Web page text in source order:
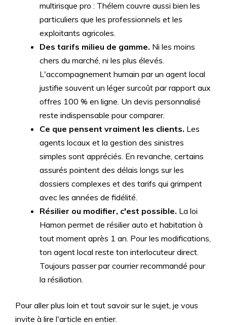
multirisque pro : Thélem couvre aussi bien les
particuliers que les professionnels et les
exploitants agricoles.
Des tarifs milieu de gamme. Ni les moins
chers du marché, ni les plus élevés.
L'accompagnement humain par un agent local
justifie souvent un léger surcoût par rapport aux
offres 100 % en ligne. Un devis personnalisé
reste indispensable pour comparer.
Ce que pensent vraiment les clients. Les
agents locaux et la gestion des sinistres
simples sont appréciés. En revanche, certains
assurés pointent des délais longs sur les
dossiers complexes et des tarifs qui grimpent
avec les années de fidélité.
Résilier ou modifier, c'est possible. La loi
Hamon permet de résilier auto et habitation à
tout moment après 1 an. Pour les modifications,
ton agent local reste ton interlocuteur direct.
Toujours passer par courrier recommandé pour
la résiliation.
Pour aller plus loin et tout savoir sur le sujet, je vous
invite à lire l'article en entier.